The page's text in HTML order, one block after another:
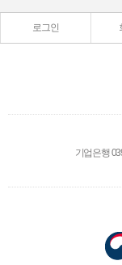
로그인
기업은행